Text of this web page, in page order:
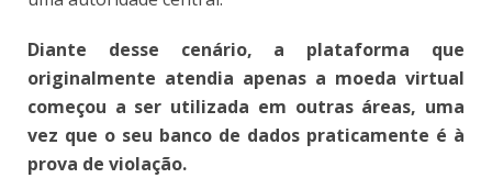
Diante desse cenário, a plataforma que
originalmente atendia apenas a moeda virtual
começou a ser utilizada em outras áreas, uma
vez que o seu banco de dados praticamente é à
prova de violação.